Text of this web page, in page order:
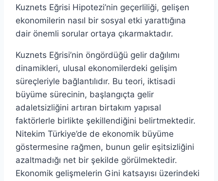
Kuznets Eğrisi Hipotezi’nin geçerliliği, gelişen
ekonomilerin nasıl bir sosyal etki yarattığına
dair önemli sorular ortaya çıkarmaktadır.
Kuznets Eğrisi’nin öngördüğü gelir dağılımı
dinamikleri, ulusal ekonomilerdeki gelişim
süreçleriyle bağlantılıdır. Bu teori, iktisadi
büyüme sürecinin, başlangıçta gelir
adaletsizliğini artıran birtakım yapısal
faktörlerle birlikte şekillendiğini belirtmektedir.
Nitekim Türkiye’de de ekonomik büyüme
göstermesine rağmen, bunun gelir eşitsizliğini
azaltmadığı net bir şekilde görülmektedir.
Ekonomik gelişmelerin Gini katsayısı üzerindeki